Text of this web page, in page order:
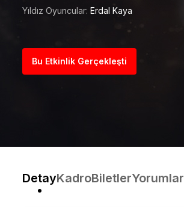
Yıldız Oyuncular: Erdal Kaya
Bu Etkinlik Gerçekleşti
DetayKadroBiletlerYorumlar